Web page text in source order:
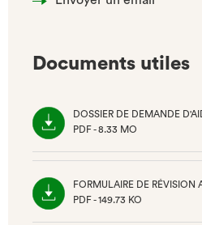
Documents utiles
DOSSIER DE DEMANDE
PDF - 8.33 MO
ONGLET)
FORMULAIRE DE RÉVISION
PDF - 149.73 KO